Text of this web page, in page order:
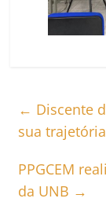
← Discente
sua
PPGCEM
da UNB →